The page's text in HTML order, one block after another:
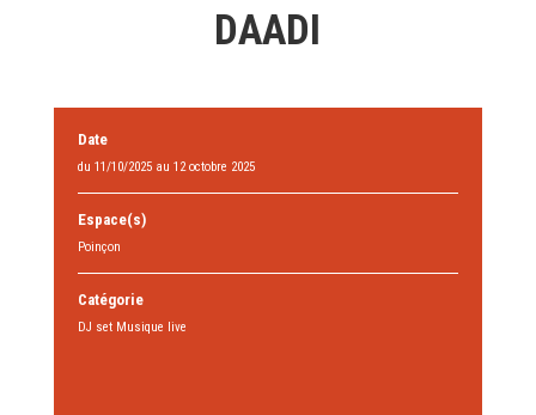
DAADI
Date
du 11/10/2025 au 12 octobre 2025
Espace(s)
Poinçon
Catégorie
DJ set Musique live